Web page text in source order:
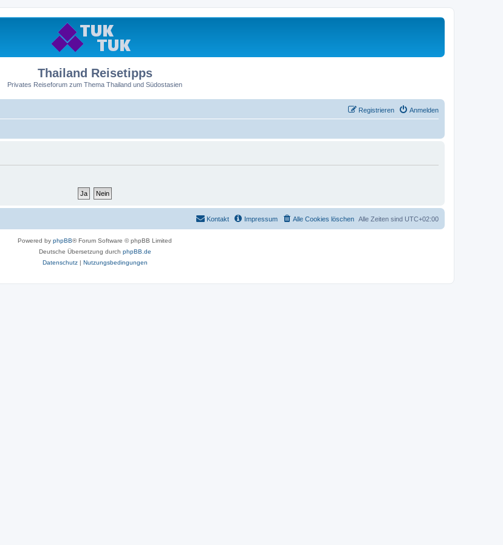
Thailand Reisetipps
Privates Reiseforum zum Thema Thailand und Südostasien
Anmelden
Registrieren
Alle Zeiten sind UTC+02:00
Alle Cookies löschen
Impressum
Kontakt
Powered by phpBB® Forum Software © phpBB Limited
Deutsche Übersetzung durch phpBB.de
Datenschutz| Nutzungsbedingungen